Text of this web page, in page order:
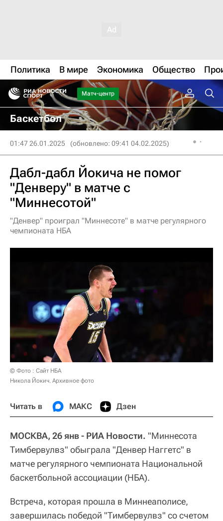
Политика В мире Экономика Общество
Матч-центр
Баскетбол
01:47 26.01.2025 (обновлено: 09:41 04.02.2025)
Дабл-дабл Йокича не помог
"Денверу" в матче с
"Миннесотой"
"Денвер" проиграл "Миннесоте" в матче регулярного
чемпионата НБА
© Фото : Сайт НБА
Никола Йокич. Архивное фото
Читать в МАКС Дзен
МОСКВА, 26 янв - РИА Новости. "Миннесота
Тимбервулвз" обыграла "Денвер Наггетс" в
матче регулярного чемпионата Национальной
баскетбольной ассоциации (НБА).
Встреча, которая прошла в Миннеаполисе,
завершилась победой "Тимбервулвз" со счетом